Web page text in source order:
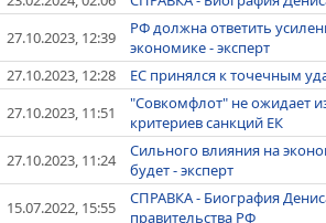
27.10.2023, 12:39
РФ должна ответить
экономике - эксперт
27.10.2023, 12:28
ЕС принялся к точечным
27.10.2023, 11:51
"Совкомфлот" не ожидает
критериев санкций ЕК
27.10.2023, 11:24
Сильного влияния на
будет - эксперт
15.07.2022, 15:55
СПРАВКА - Биография
правительства РФ